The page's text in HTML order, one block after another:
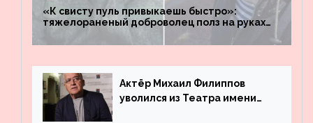
«К свисту пуль привыкаешь быстро»:
тяжелораненый доброволец полз на руках
четыре километра через заминированное
поле
Актёр Михаил Филиппов
уволился из Театра имени